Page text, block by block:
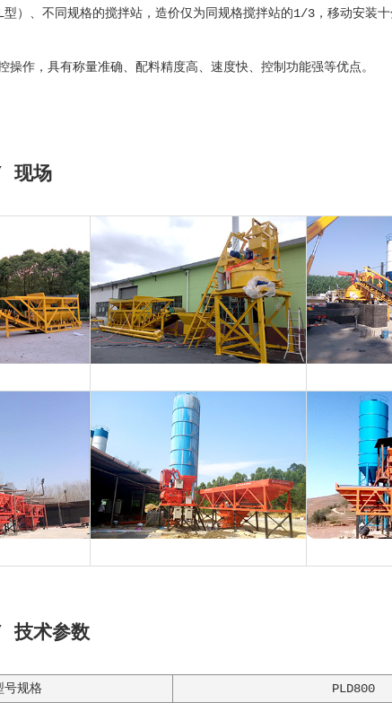
）、不同规格的搅拌站，造价仅为同规格搅拌站的1/3，移动安装十
操作，具有称量准确、配料精度高、速度快、控制功能强等优点。
现场
技术参数
号规格 PLD800